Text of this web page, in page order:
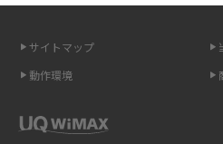
2015年10月(8)
2015年8月(7)
無制限で利用できるポケット型Wi-Fiは
ポケット型Wi-Fi（モバイルWi-Fi）とは？
即日受け取りできるポケット型Wi-Fiはあ
サイトマップ
動作環境